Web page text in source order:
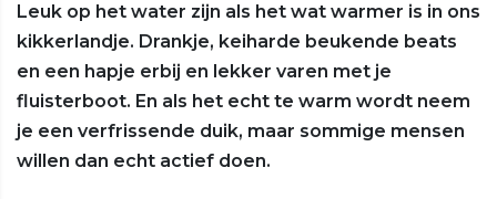
Leuk op het water zijn als het wat warmer is in ons
kikkerlandje. Drankje, keiharde beukende beats
en een hapje erbij en lekker varen met je
fluisterboot. En als het echt te warm wordt neem
je een verfrissende duik, maar sommige mensen
willen dan echt actief doen.